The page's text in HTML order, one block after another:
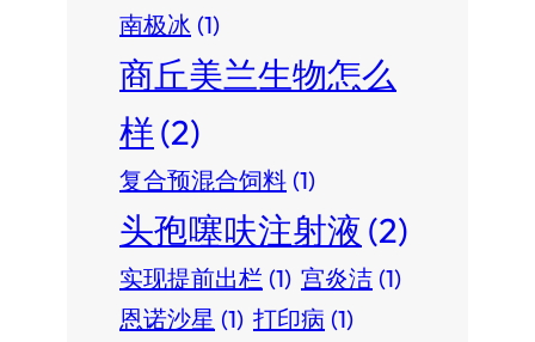
南极冰 (1)
商丘美兰生物怎么
样(2)
复合预混合饲料 (1)
头孢噻呋注射液 (2)
实现提前出栏 (1) 宫炎洁 (1)
恩诺沙星 (1) 打印病 (1)